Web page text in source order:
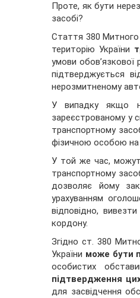
Проте, як бути
засобі?
Стаття 380 Митного
територію України
умови обов’язкової
підтверджується
нерозмитненому
У випадку якщо
зареєстрованому у
транспортному
фізичною особою на
У той же час,
транспортному
дозволяє йому
урахуванням
відповідно,
кордону.
Згідно ст. 380
України може бути
особистих
підтвердження
для засвідчення